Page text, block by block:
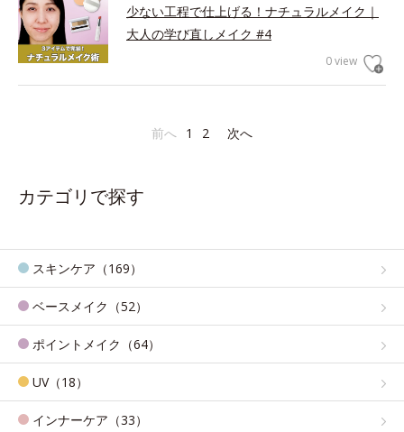
少ない工程で仕上げる！ナチュラルメイク｜
大人の学び直しメイク #4
0 view
前へ 1 2 次へ
カテゴリで探す
スキンケア（169）
ベースメイク（52）
ポイントメイク（64）
UV（18）
インナーケア（33）